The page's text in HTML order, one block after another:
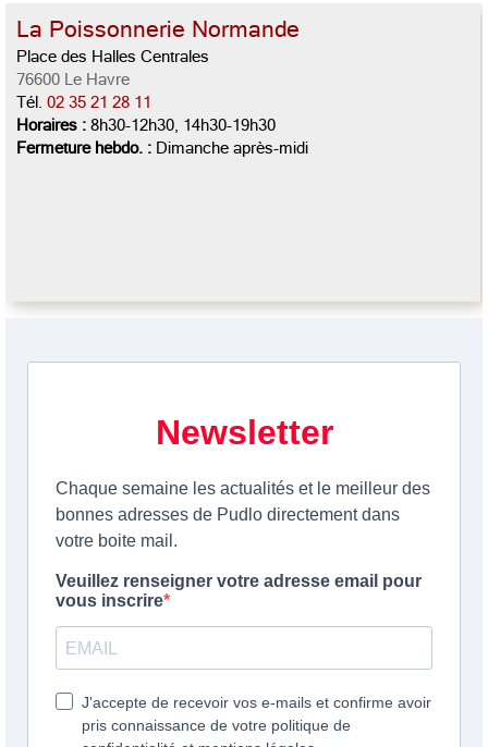
La Poissonnerie Normande
Place des Halles Centrales
76600 Le Havre
Tél. 02 35 21 28 11
Horaires : 8h30-12h30, 14h30-19h30
Fermeture hebdo. : Dimanche après-midi